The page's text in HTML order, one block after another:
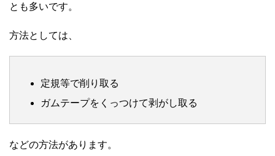
とも多いです。
方法としては、
定規等で削り取る
ガムテープをくっつけて剥がし取る
などの方法があります。